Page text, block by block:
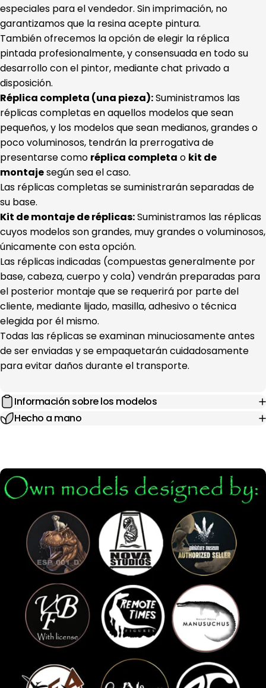
especiales para el vendedor. Sin imprimación, no
garantizamos que la resina acepte pintura.
También ofrecemos la opción de elegir la réplica
pintada profesionalmente, y consensuada en todo su
desarrollo con el pintor, mediante chat privado a
disposición.
Réplica completa (una pieza):Suministramos las
réplicas completas en aquellos modelos que sean
pequeños, y los modelos que sean medianos, grandes o
poco voluminosos, tendrán la prerrogativa de
presentarse como réplica completa o kit de
montajesegún sea el caso.
Las réplicas completas se suministrarán separadas de
su base.
Kit de montaje de réplicas:Suministramos las réplicas
cuyos modelos son grandes, muy grandes o voluminosos,
únicamente con esta opción.
Las réplicas indicadas (compuestas generalmente por
base, cabeza, cuerpo y cola) vendrán preparadas para
el posterior montaje que se requerirá por parte del
cliente, mediante lijado, masilla, adhesivo o técnica
elegida por él mismo.
Todas las réplicas se examinan minuciosamente antes
de ser enviadas y se empaquetarán cuidadosamente
para evitar daños durante el transporte.
Información sobre los modelos
Hecho a mano